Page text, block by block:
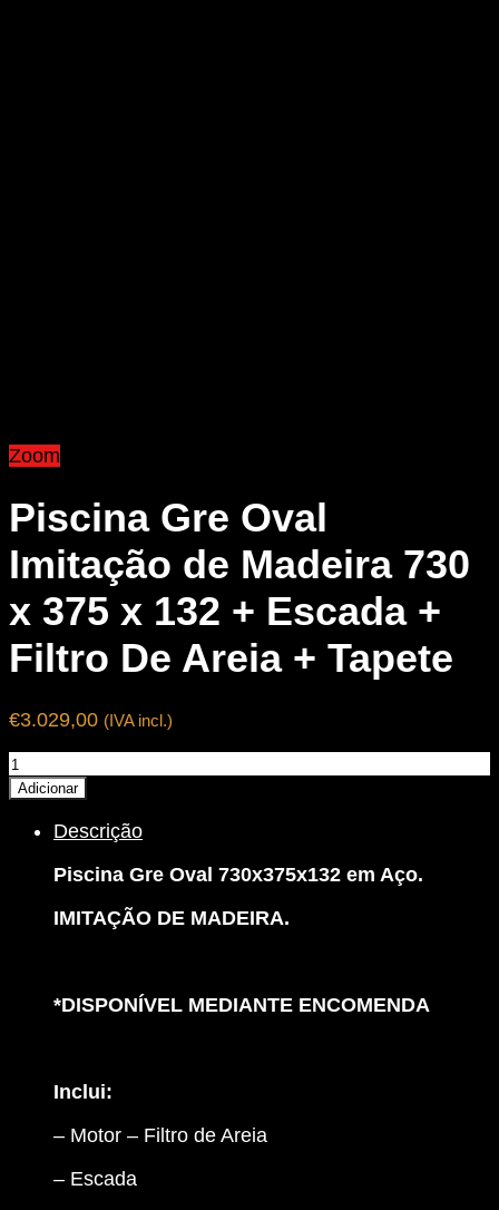
Zoom
Piscina Gre Oval
Imitação de Madeira 730
x 375 x 132 + Escada +
Filtro De Areia + Tapete
€3.029,00 (IVA incl.)
Quantidade
de
Gre
Imitação
Madeira
Escada
Areia
Adicionar
Descrição
Piscina Gre Oval 730x375x132 em Aço.
IMITAÇÃO DE MADEIRA.
*DISPONÍVEL MEDIANTE ENCOMENDA
Inclui:
– Motor – Filtro de Areia
– Escada